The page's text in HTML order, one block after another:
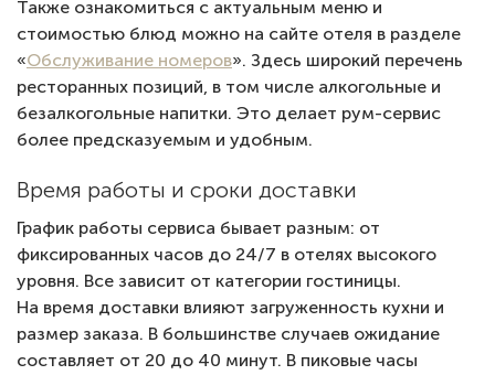
Также ознакомиться с актуальным меню и
стоимостью блюд можно на сайте отеля в разделе
«Обслуживание номеров». Здесь широкий перечень
ресторанных позиций, в том числе алкогольные и
безалкогольные напитки. Это делает рум-сервис
более предсказуемым и удобным.
Время работы и сроки доставки
График работы сервиса бывает разным: от
фиксированных часов до 24/7 в отелях высокого
уровня. Все зависит от категории гостиницы.
На время доставки влияют загруженность кухни и
размер заказа. В большинстве случаев ожидание
составляет от 20 до 40 минут. В пиковые часы